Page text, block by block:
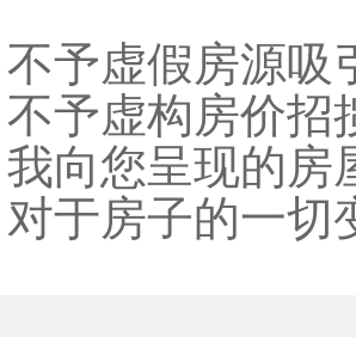
予虚假房源吸
予虚构房价招
向您呈现的房
于房子的一切